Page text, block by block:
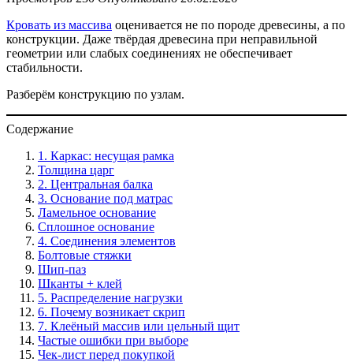
Кровать из массива оценивается не по породе древесины, а по
конструкции. Даже твёрдая древесина при неправильной
геометрии или слабых соединениях не обеспечивает
стабильности.
Разберём конструкцию по узлам.
Содержание
1. Каркас: несущая рамка
Толщина царг
2. Центральная балка
3. Основание под матрас
Ламельное основание
Сплошное основание
4. Соединения элементов
Болтовые стяжки
Шип-паз
Шканты + клей
5. Распределение нагрузки
6. Почему возникает скрип
7. Клеёный массив или цельный щит
Частые ошибки при выборе
Чек-лист перед покупкой